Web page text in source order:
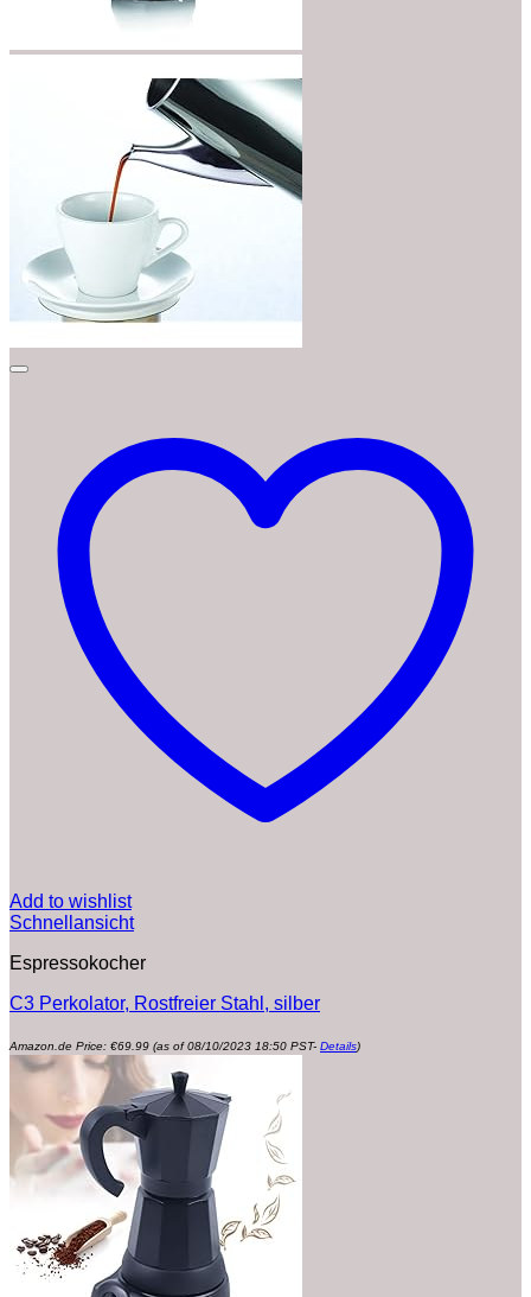
Add to wishlist
Schnellansicht
Espressokocher
C3 Perkolator, Rostfreier Stahl, silber
Amazon.de Price: €69.99 (as of 08/10/2023 18:50 PST- Details)